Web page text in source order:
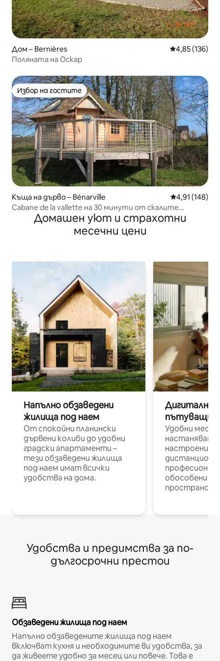
Дом – Bernières Средна
4,85 (136)
Поляната на Оскар
Избор на гостите
Избор на гостите
Къща на дърво – Bénarville Средна
4,91 (148)
Cabane de la vallette на 30 минути от скалите
ЕтретатДомашен уют и страхотни
месечни цени
Напълно обзаведени
жилища под наем
От спокойни планински
дървени колиби до удобни
градски апартаменти –
тези обзаведени жилища
под наем имат всички
удобства на дома.
Дигитални
пътуващи
Удобни
настаняване
настроени и
обособени
Удобства и предимства за по-
дългосрочни престои
Обзаведени жилища под наем
Напълно обзаведените жилища под наем
включват кухня и необходимите ви удобства, за
да живеете удобно за месец или повече. Това е